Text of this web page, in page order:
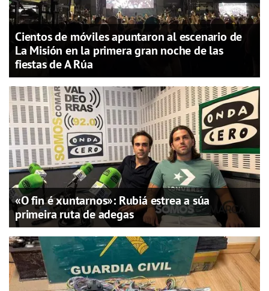
Cientos de móviles apuntaron al escenario de
La Misión en la primera gran noche de las
fiestas de A Rúa
«O fin é xuntarnos»: Rubiá estrea a súa
primeira ruta de adegas